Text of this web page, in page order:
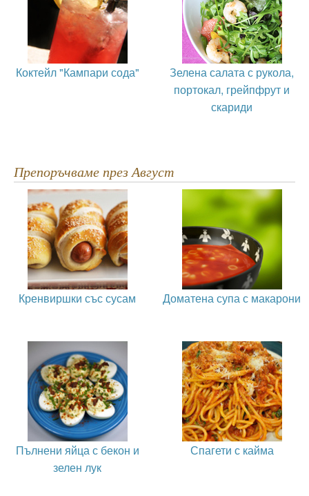
Коктейл "Кампари сода"
Зелена салата с рукола,
портокал, грейпфрут и
скариди
Препоръчваме през Август
Кренвиршки със сусам Доматена супа с макарони
Пълнени яйца с бекон и
зелен лук
Спагети с кайма